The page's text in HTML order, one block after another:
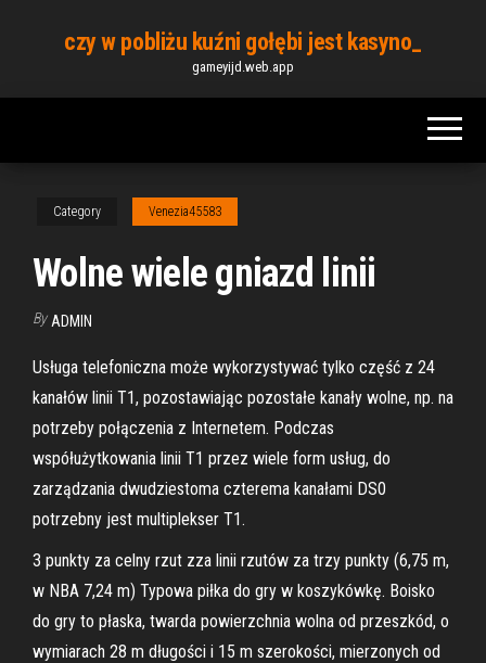
content
czy w pobliżu kuźni gołębi jest kasyno_
gameyijd.web.app
Category Venezia45583
Wolne wiele gniazd linii
By ADMIN
Usługa telefoniczna może wykorzystywać tylko część z 24
kanałów linii T1, pozostawiając pozostałe kanały wolne, np. na
potrzeby połączenia z Internetem. Podczas
współużytkowania linii T1 przez wiele form usług, do
zarządzania dwudziestoma czterema kanałami DS0
potrzebny jest multiplekser T1.
3 punkty za celny rzut zza linii rzutów za trzy punkty (6,75 m,
w NBA 7,24 m) Typowa piłka do gry w koszykówkę. Boisko
do gry to płaska, twarda powierzchnia wolna od przeszkód, o
wymiarach 28 m długości i 15 m szerokości, mierzonych od